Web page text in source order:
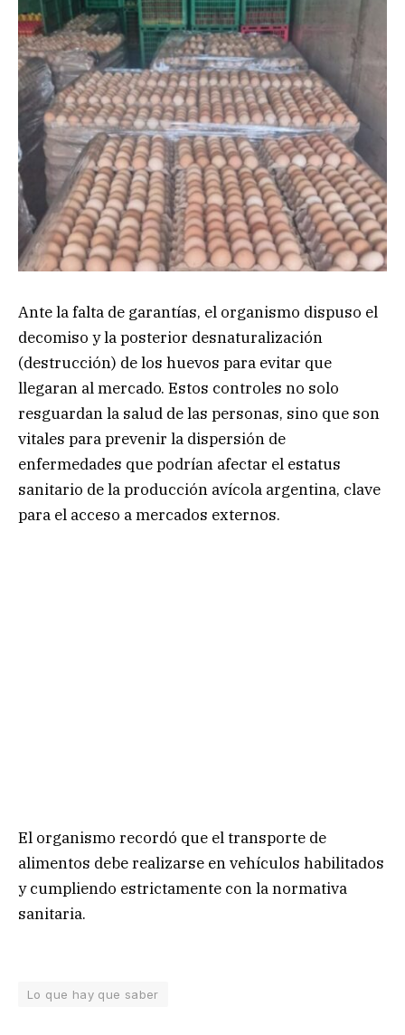
Ante la falta de garantías, el organismo dispuso el
decomiso y la posterior desnaturalización
(destrucción) de los huevos para evitar que
llegaran al mercado. Estos controles no solo
resguardan la salud de las personas, sino que son
vitales para prevenir la dispersión de
enfermedades que podrían afectar el estatus
sanitario de la producción avícola argentina, clave
para el acceso a mercados externos.
El organismo recordó que el transporte de
alimentos debe realizarse en vehículos habilitados
y cumpliendo estrictamente con la normativa
sanitaria.
Lo que hay que saber